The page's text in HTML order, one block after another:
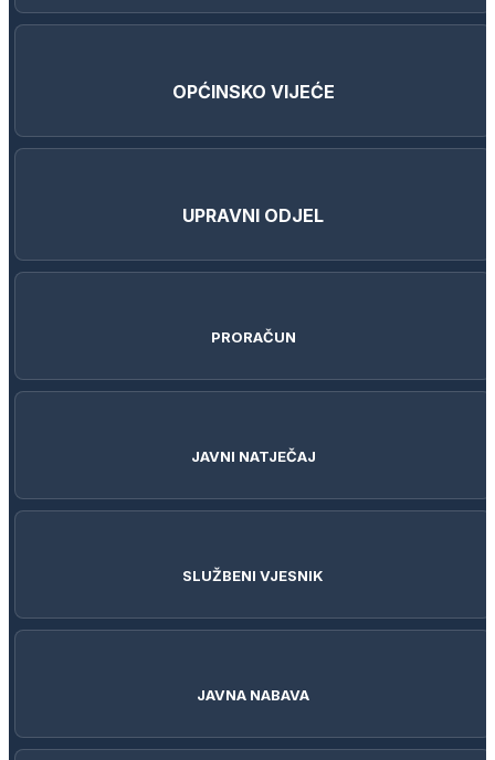
OPĆINSKO VIJEĆE
UPRAVNI ODJEL
PRORAČUN
JAVNI NATJEČAJ
SLUŽBENI VJESNIK
JAVNA NABAVA